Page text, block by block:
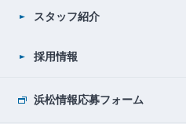
スタッフ紹介
採用情報
浜松情報応募フォーム